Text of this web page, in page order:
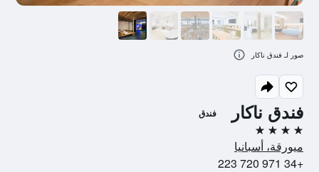
فندق ناكار فندق
4 نجوم
ميورقة، أسبانيا
+34 971 720 223
صور لـ فندق ناكار